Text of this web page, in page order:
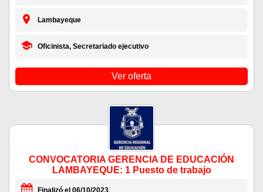
Lambayeque
Oficinista, Secretariado ejecutivo
Ver oferta
CONVOCATORIA GERENCIA DE EDUCACIÓN
LAMBAYEQUE: 1 Puesto de trabajo